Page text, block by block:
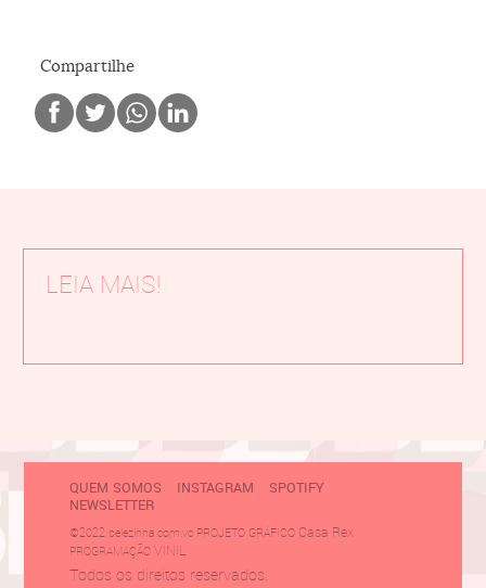
Compartilhe
LEIA MAIS!
QUEM SOMOS INSTAGRAM
SPOTIFY
NEWSLETTER
©2022 belezinha.com.vc PROJETO GRÁFICO Casa Rex
PROGRAMAÇÃO VINIL
Todos os direitos reservados.